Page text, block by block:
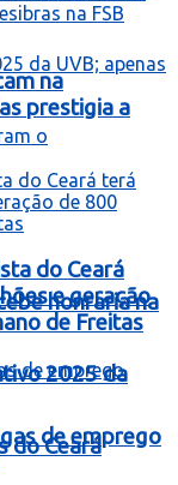
honraria na
2025 da
do Ceará
na
prestigia a
do Ceará
e geração
de Freitas
de emprego